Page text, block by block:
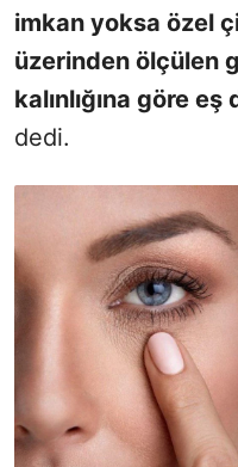
imkan yoksa özel
üzerinden ölçülen
kalınlığına göre eş
dedi.